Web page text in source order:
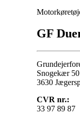
GF
Snogekær 50
3630
CVR nr.:
33 97 89 87